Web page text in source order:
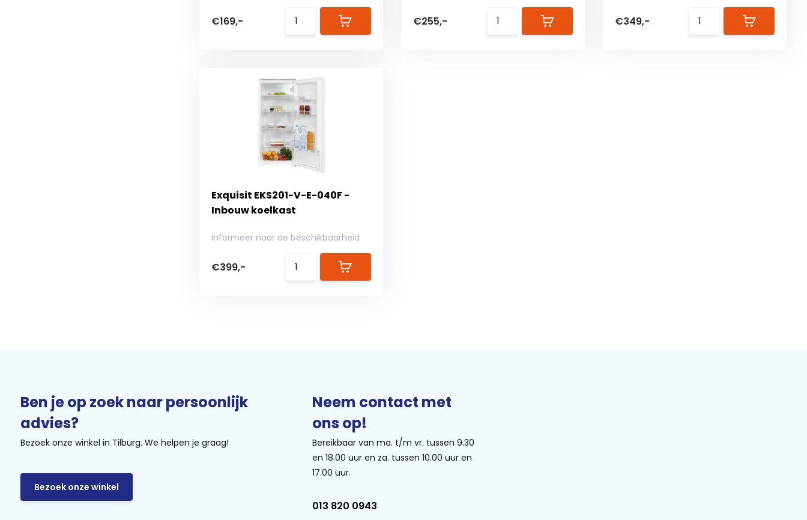
€169,- €255,- €349,-
Exquisit EKS201-V-E-040F -
Inbouw koelkast
Informeer naar de beschikbaarheid
€399,-
Ben je op zoek naar persoonlijk
advies?
Bezoek onze winkel in Tilburg. We helpen je graag!
Bezoek onze winkel
Neem contact met
ons op!
Bereikbaar van ma. t/m vr. tussen 9.30
en 18.00 uur en za. tussen 10.00 uur en
17.00 uur.
013 820 0943